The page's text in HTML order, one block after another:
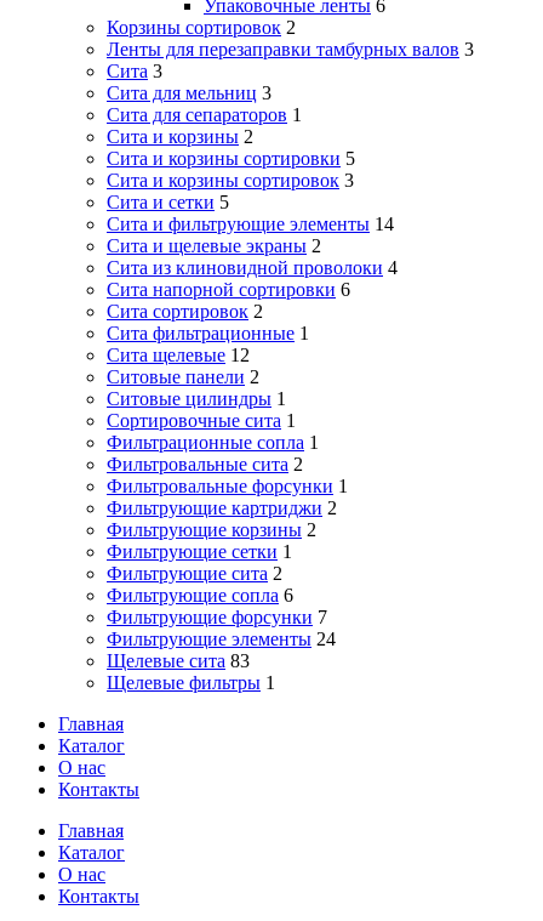
Упаковочные ленты 6
Корзины сортировок 2
Ленты для перезаправки тамбурных валов 3
Сита 3
Сита для мельниц 3
Сита для сепараторов 1
Сита и корзины 2
Сита и корзины сортировки 5
Сита и корзины сортировок 3
Сита и сетки 5
Сита и фильтрующие элементы 14
Сита и щелевые экраны 2
Сита из клиновидной проволоки 4
Сита напорной сортировки 6
Сита сортировок 2
Сита фильтрационные 1
Сита щелевые 12
Ситовые панели 2
Ситовые цилиндры 1
Сортировочные сита 1
Фильтрационные сопла 1
Фильтровальные сита 2
Фильтровальные форсунки 1
Фильтрующие картриджи 2
Фильтрующие корзины 2
Фильтрующие сетки 1
Фильтрующие сита 2
Фильтрующие сопла 6
Фильтрующие форсунки 7
Фильтрующие элементы 24
Щелевые сита 83
Щелевые фильтры 1
Главная
Каталог
О нас
Контакты
Close
Menu
Главная
Каталог
О нас
Контакты